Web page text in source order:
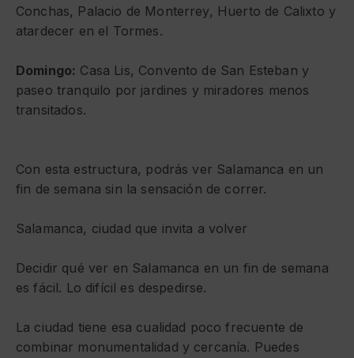
Conchas, Palacio de Monterrey, Huerto de Calixto y
atardecer en el Tormes.
Domingo: Casa Lis, Convento de San Esteban y
paseo tranquilo por jardines y miradores menos
transitados.
Con esta estructura, podrás ver Salamanca en un
fin de semana sin la sensación de correr.
Salamanca, ciudad que invita a volver
Decidir qué ver en Salamanca en un fin de semana
es fácil. Lo difícil es despedirse.
La ciudad tiene esa cualidad poco frecuente de
combinar monumentalidad y cercanía. Puedes